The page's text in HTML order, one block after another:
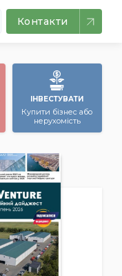
Контакти
ІНВЕСТУВАТИ
Купити бізнес або
нерухомість